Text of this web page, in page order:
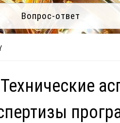
Вопрос-ответ